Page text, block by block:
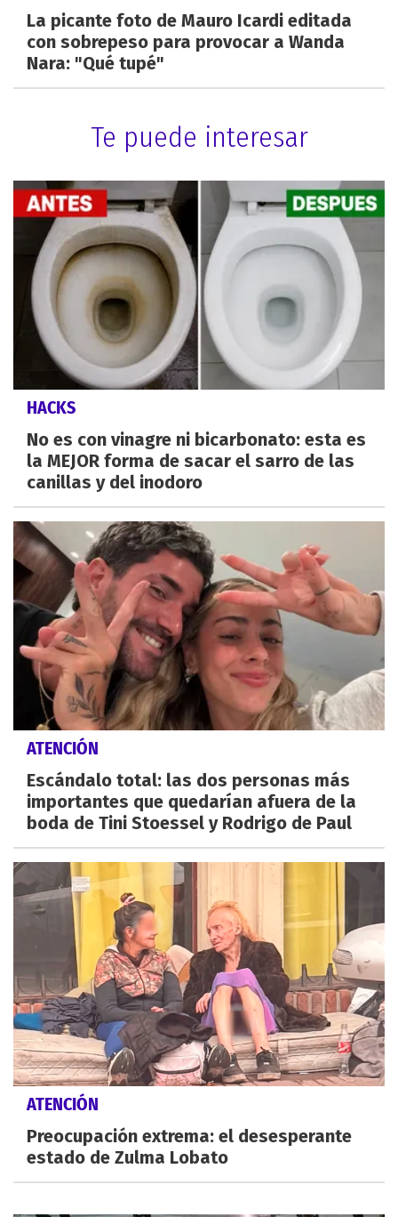
La picante foto de Mauro Icardi editada
con sobrepeso para provocar a Wanda
Nara: "Qué tupé"
Te puede interesar
HACKS
No es con vinagre ni bicarbonato: esta es
la MEJOR forma de sacar el sarro de las
canillas y del inodoro
ATENCIÓN
Escándalo total: las dos personas más
importantes que quedarían afuera de la
boda de Tini Stoessel y Rodrigo de Paul
ATENCIÓN
Preocupación extrema: el desesperante
estado de Zulma Lobato